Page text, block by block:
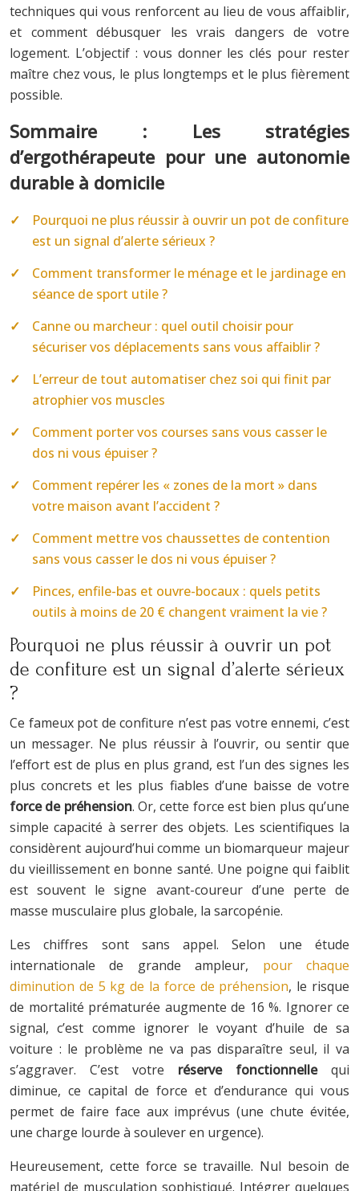
techniques qui vous renforcent au lieu de vous affaiblir,
et comment débusquer les vrais dangers de votre
logement. L’objectif : vous donner les clés pour rester
maître chez vous, le plus longtemps et le plus fièrement
possible.
Sommaire : Les stratégies
d’ergothérapeute pour une autonomie
durable à domicile
Pourquoi ne plus réussir à ouvrir un pot de confiture
est un signal d’alerte sérieux ?
Comment transformer le ménage et le jardinage en
séance de sport utile ?
Canne ou marcheur : quel outil choisir pour
sécuriser vos déplacements sans vous affaiblir ?
L’erreur de tout automatiser chez soi qui finit par
atrophier vos muscles
Comment porter vos courses sans vous casser le
dos ni vous épuiser ?
Comment repérer les « zones de la mort » dans
votre maison avant l’accident ?
Comment mettre vos chaussettes de contention
sans vous casser le dos ni vous épuiser ?
Pinces, enfile-bas et ouvre-bocaux : quels petits
outils à moins de 20 € changent vraiment la vie ?
Pourquoi ne plus réussir à ouvrir un pot
de confiture est un signal d’alerte sérieux
?
Ce fameux pot de confiture n’est pas votre ennemi, c’est
un messager. Ne plus réussir à l’ouvrir, ou sentir que
l’effort est de plus en plus grand, est l’un des signes les
plus concrets et les plus fiables d’une baisse de votre
force de préhension. Or, cette force est bien plus qu’une
simple capacité à serrer des objets. Les scientifiques la
considèrent aujourd’hui comme un biomarqueur majeur
du vieillissement en bonne santé. Une poigne qui faiblit
est souvent le signe avant-coureur d’une perte de
masse musculaire plus globale, la sarcopénie.
Les chiffres sont sans appel. Selon une étude
internationale de grande ampleur, pour chaque
diminution de 5 kg de la force de préhension, le risque
de mortalité prématurée augmente de 16 %. Ignorer ce
signal, c’est comme ignorer le voyant d’huile de sa
voiture : le problème ne va pas disparaître seul, il va
s’aggraver. C’est votre réserve fonctionnellequi
diminue, ce capital de force et d’endurance qui vous
permet de faire face aux imprévus (une chute évitée,
une charge lourde à soulever en urgence).
Heureusement, cette force se travaille. Nul besoin de
matériel de musculation sophistiqué. Intégrer quelques